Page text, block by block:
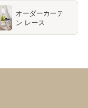
オーダーカーテ
ン レース